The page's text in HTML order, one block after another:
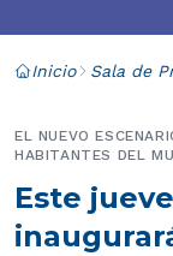
Inicio Sala de
Este
EL NUEVO
HABITANTES DEL